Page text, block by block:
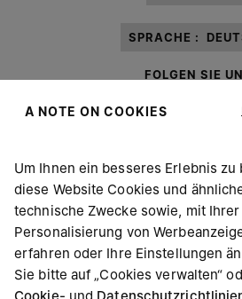
SPRACHE :
FOLGEN SIE
Maison Margiela
Maison Margiela ist
A NOTE ON COOKIES
Um Ihnen ein besseres Erlebnis
diese Website Cookies und
technische Zwecke sowie, mit
Personalisierung von
erfahren oder Ihre Einstellungen
Sie bitte auf „Cookies verwalten“